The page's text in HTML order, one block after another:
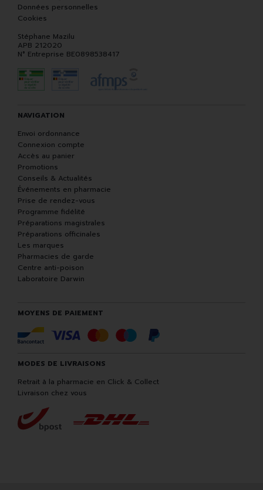
Données personnelles
Cookies
Stéphane Mazilu
APB 212020
N° Entreprise BE0898538417
NAVIGATION
Envoi ordonnance
Connexion compte
Accès au panier
Promotions
Conseils & Actualités
Événements en pharmacie
Prise de rendez-vous
Programme fidélité
Préparations magistrales
Préparations officinales
Les marques
Pharmacies de garde
Centre anti-poison
Laboratoire Darwin
MOYENS DE PAIEMENT
MODES DE LIVRAISONS
Retrait à la pharmacie en Click & Collect
Livraison chez vous